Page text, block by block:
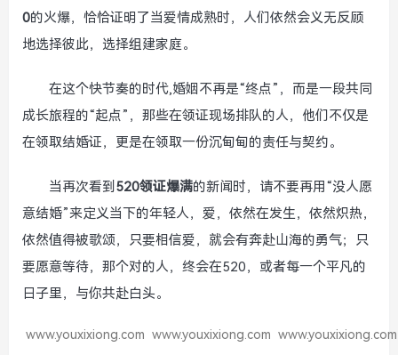
0的火爆，恰恰证明了当爱情成熟时，人们依然会义无反顾
地选择彼此，选择组建家庭。
在这个快节奏的时代,婚姻不再是“终点”，而是一段共同
成长旅程的“起点”，那些在领证现场排队的人，他们不仅是
在领取结婚证，更是在领取一份沉甸甸的责任与契约。
当再次看到 520领证爆满的新闻时，请不要再用“没人愿
意结婚”来定义当下的年轻人，爱，依然在发生，依然炽热，
依然值得被歌颂，只要相信爱，就会有奔赴山海的勇气；只
要愿意等待，那个对的人，终会在520，或者每一个平凡的
日子里，与你共赴白头。
www.youxixiong.com www.youxixiong.com www.youxixiong.com